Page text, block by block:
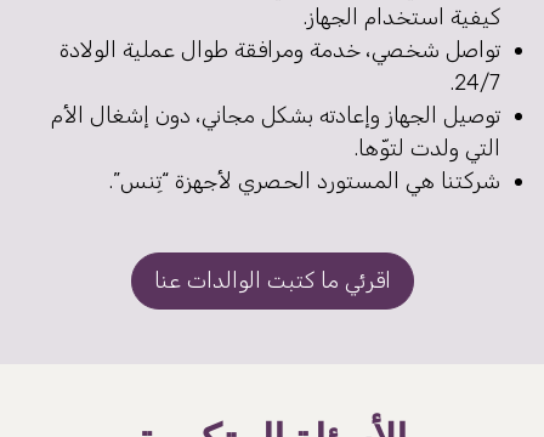
كيفية استخدام الجهاز.
تواصل شخصي، خدمة ومرافقة طوال عملية الولادة
24/7.
توصيل الجهاز وإعادته بشكل مجاني، دون إشغال الأم
التي ولدت لتوّها.
شركتنا هي المستورد الحصري لأجهزة “تِنس”.
اقرئي ما كتبت الوالدات عنا